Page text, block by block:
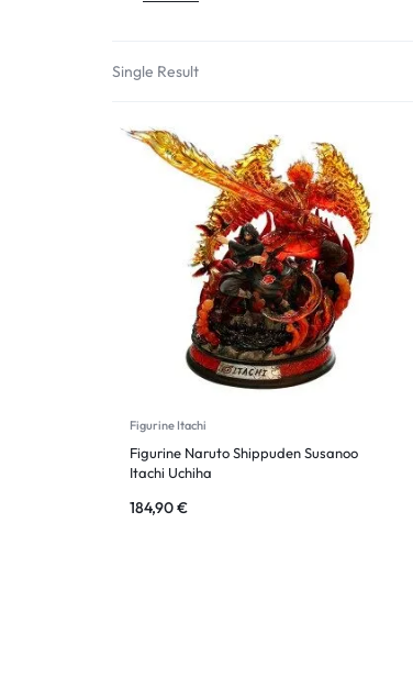
Single Result
Figurine Itachi
Figurine Naruto Shippuden Susanoo
Itachi Uchiha
184,90€